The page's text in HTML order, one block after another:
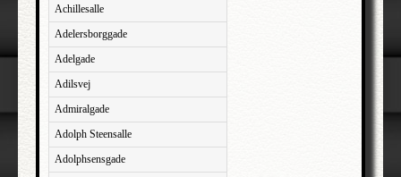
Achillesalle
Adelersborggade
Adelgade
Adilsvej
Admiralgade
Adolph Steensalle
Adolphsensgade